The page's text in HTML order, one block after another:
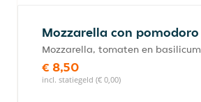
Mozzarella con pomodoro
Mozzarella, tomaten en basilicum
€ 8,50
incl. statiegeld (€ 0,00)